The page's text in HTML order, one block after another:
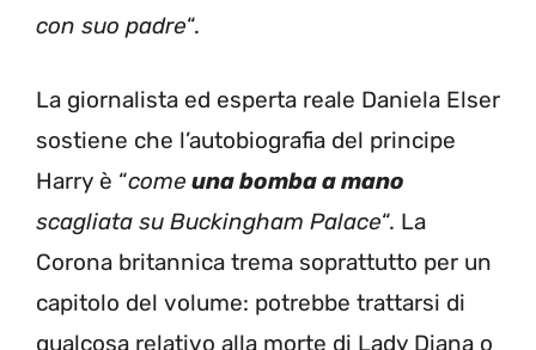
con suo padre“.
La giornalista ed esperta reale Daniela Elser
sostiene che l’autobiografia del principe
Harry è “come una bomba a mano
scagliata su Buckingham Palace“. La
Corona britannica trema soprattutto per un
capitolo del volume: potrebbe trattarsi di
qualcosa relativo alla morte di Lady Diana o